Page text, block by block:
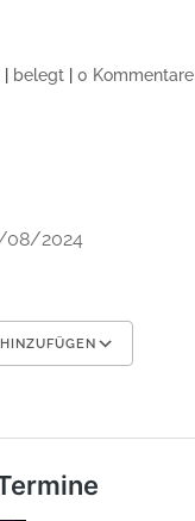
| belegt |0 Kommentare
08/2024